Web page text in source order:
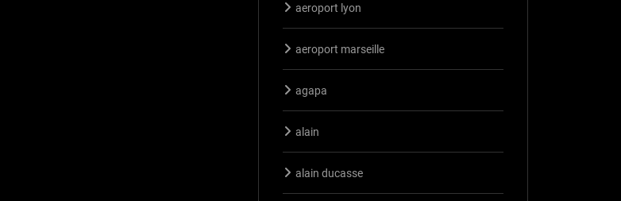
aeroport lyon
aeroport marseille
agapa
alain
alain ducasse